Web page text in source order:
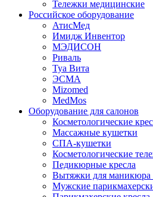
Тележки медицинские
Российское оборудование
АтисМед
Имидж Инвентор
МЭДИСОН
Риваль
Туа Вита
ЭСМА
Mizomed
MedMos
Оборудование для салонов
Косметологические
Массажные кушетки
СПА-кушетки
Косметологические
Педикюрные кресла
Вытяжки для маникюра
Мужские